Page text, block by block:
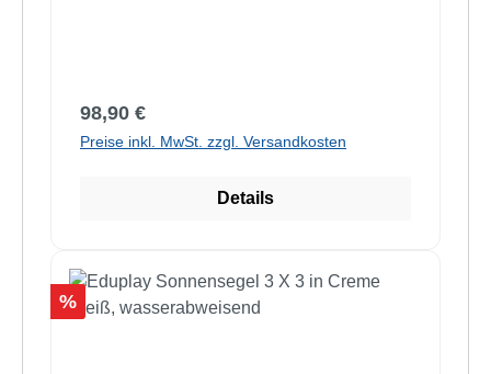
Regulärer Preis:
98,90 €
Preise inkl. MwSt. zzgl. Versandkosten
Details
Rabatt
%